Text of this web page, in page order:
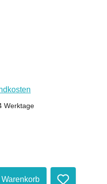
Werktage
Gib den
Warenkorb